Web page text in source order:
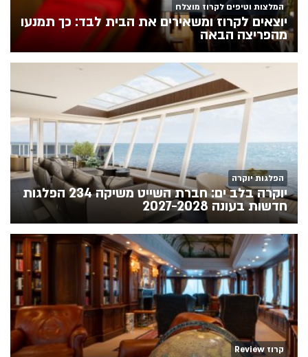
המלצות וטיפים לקרוז מוצלח
יוצאים לקרוז ומשאירים את הבית לבד: כך תמנעו
מהפריצה הבאה
הפלגות יוקרה
יוקרה בלב ים: חברת השייט משיקה 234 הפלגות
חדשות בעונה 2027-2028
קרוז Review